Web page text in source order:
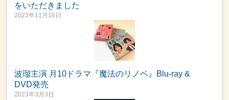
をいただきました
2023年11月16日
波瑠主演 月10ドラマ『魔法のリノベ』Blu-ray &
DVD発売
2023年3月3日